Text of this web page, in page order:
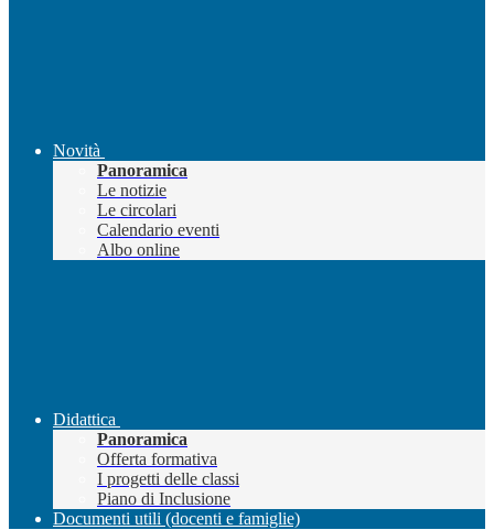
Novità
Panoramica
Le notizie
Le circolari
Calendario eventi
Albo online
Didattica
Panoramica
Offerta formativa
I progetti delle classi
Piano di Inclusione
Documenti utili (docenti e famiglie)